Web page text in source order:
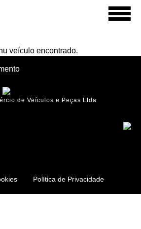
veículo encontrado.
de Veículos e Peças Ltda
Política de Privacidade